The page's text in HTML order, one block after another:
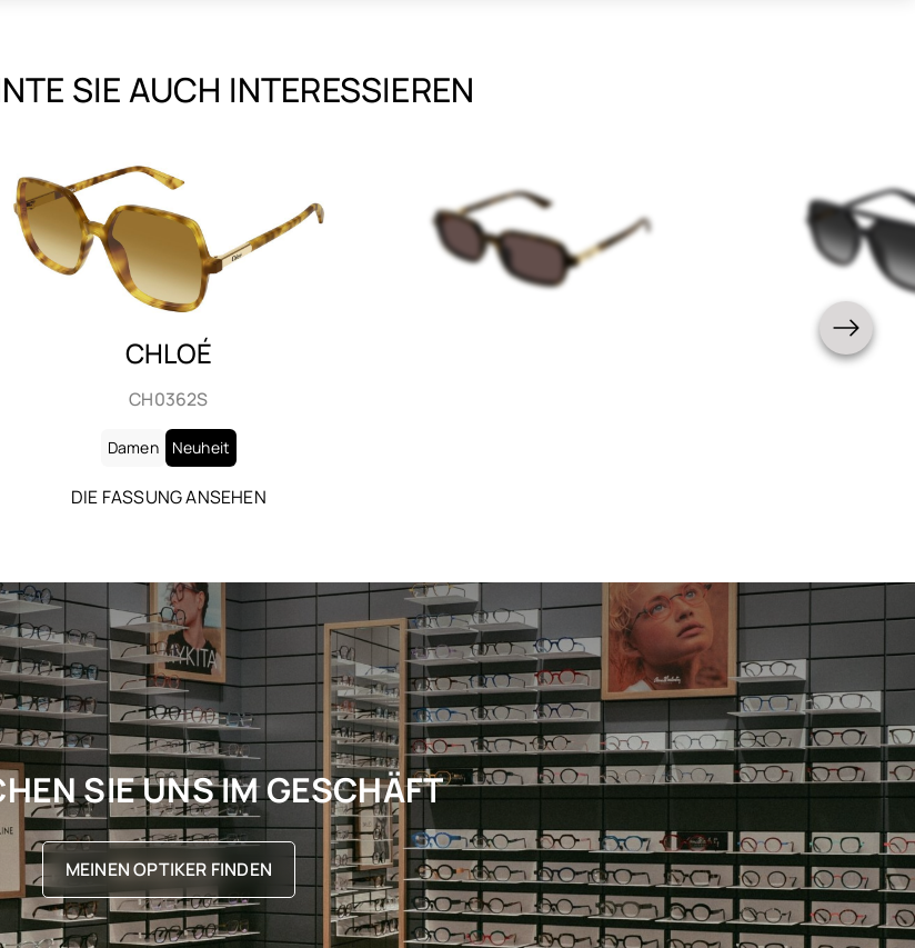
SIE AUCH INTERESSIEREN
CHLOÉ
CH0363S
Damen Neuheit
DIE FASSUNG ANSEHEN
SIE UNS IM GESCHÄFT
MEINEN OPTIKER FINDEN